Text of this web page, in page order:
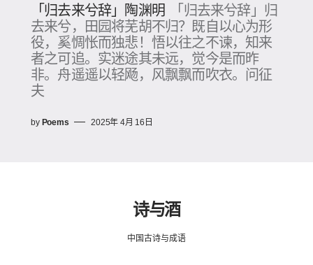
「归去来兮辞」陶渊明
「归去来兮辞」归
去来兮，田园将芜胡不归？既自以心为形
役，奚惆怅而独悲！悟以往之不谏，知来
者之可追。实迷途其未远，觉今是而昨
非。舟遥遥以轻飏，风飘飘而吹衣。问征
夫
by Poems 2025年 4月 16日
诗与酒
中国古诗与成语